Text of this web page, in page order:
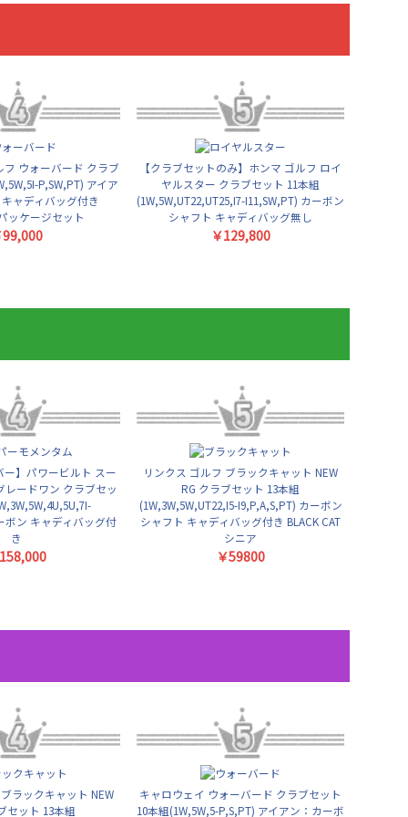
ウォーバード クラブ
P,SW,PT) アイア
ャディバッグ付き
ッケージセット
【クラブセットのみ】ホンマ ゴルフ ロイ
ヤルスター クラブセット 11本組
(1W,5W,UT22,UT25,I7-I11,SW,PT) カーボン
シャフト キャディバッグ無し
￥129,800
】パワービルト スー
レードワン クラブセッ
ボン キャディバッグ付
き
リンクス ゴルフ ブラックキャット NEW
RG クラブセット 13本組
(1W,3W,5W,UT22,I5-I9,P,A,S,PT) カーボン
シャフト キャディバッグ付き BLACK CAT
シニア
￥59800
ラックキャット NEW
セット 13本組
キャロウェイ ウォーバード クラブセット
10本組(1W,5W,5-P,S,PT) アイアン：カーボ